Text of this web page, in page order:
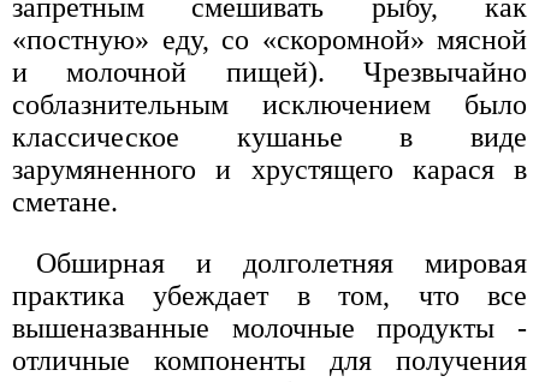
запретным смешивать рыбу, как
«постную» еду, со «скоромной» мясной
и молочной пищей). Чрезвычайно
соблазнительным исключением было
классическое кушанье в виде
зарумяненного и хрустящего карася в
сметане.
Обширная и долголетняя мировая
практика убеждает в том, что все
вышеназванные молочные продукты -
отличные компоненты для получения